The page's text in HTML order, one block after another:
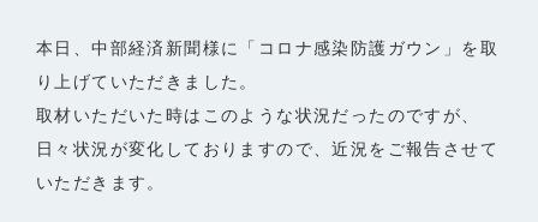
本日、中部経済新聞様に「コロナ感染防護ガウン」を取
り上げていただきました。
取材いただいた時はこのような状況だったのですが、
日々状況が変化しておりますので、近況をご報告させて
いただきます。